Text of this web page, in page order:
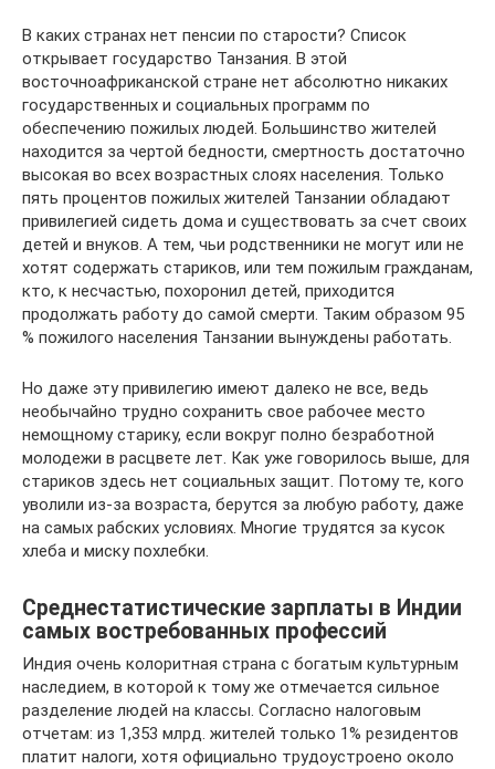
В каких странах нет пенсии по старости? Список
открывает государство Танзания. В этой
восточноафриканской стране нет абсолютно никаких
государственных и социальных программ по
обеспечению пожилых людей. Большинство жителей
находится за чертой бедности, смертность достаточно
высокая во всех возрастных слоях населения. Только
пять процентов пожилых жителей Танзании обладают
привилегией сидеть дома и существовать за счет своих
детей и внуков. А тем, чьи родственники не могут или не
хотят содержать стариков, или тем пожилым гражданам,
кто, к несчастью, похоронил детей, приходится
продолжать работу до самой смерти. Таким образом 95
% пожилого населения Танзании вынуждены работать.
Но даже эту привилегию имеют далеко не все, ведь
необычайно трудно сохранить свое рабочее место
немощному старику, если вокруг полно безработной
молодежи в расцвете лет. Как уже говорилось выше, для
стариков здесь нет социальных защит. Потому те, кого
уволили из-за возраста, берутся за любую работу, даже
на самых рабских условиях. Многие трудятся за кусок
хлеба и миску похлебки.
Среднестатистические зарплаты в Индии
самых востребованных профессий
Индия очень колоритная страна с богатым культурным
наследием, в которой к тому же отмечается сильное
разделение людей на классы. Согласно налоговым
отчетам: из 1,353 млрд. жителей только 1% резидентов
платит налоги, хотя официально трудоустроено около